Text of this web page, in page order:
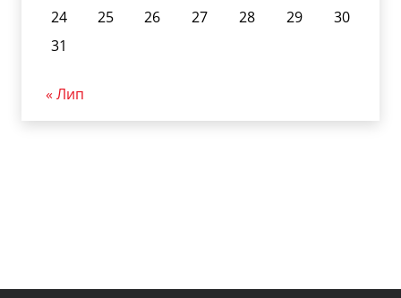
24
25 26 27 28 29
30
31
« Лип